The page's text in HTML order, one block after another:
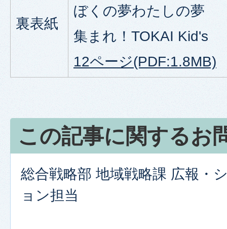
裏表紙
ぼくの夢わたしの夢
集まれ！TOKAI Kid's
12ページ(PDF:1.8MB)
この記事に関するお
総合戦略部 地域戦略課 広報・
ョン担当